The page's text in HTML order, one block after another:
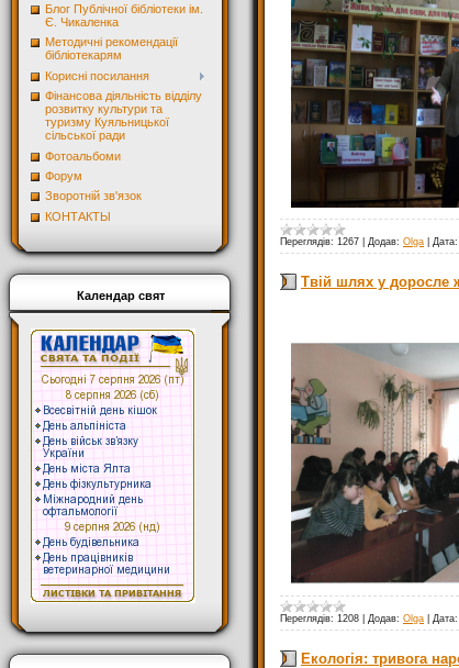
Блог Публічної бібліотеки ім.
Є. Чикаленка
Методичні рекомендації
бібліотекарям
Корисні посилання
Фінансова діяльність відділу
розвитку культури та
туризму Куяльницької
сільської ради
Фотоальбоми
Форум
Зворотній зв'язок
КОНТАКТЫ
Календар свят
Переглядів: 1267 Додав: Olga Дата:
Твій шлях у доросле
Переглядів: 1208 Додав: Olga Дата:
Екологія: тривога